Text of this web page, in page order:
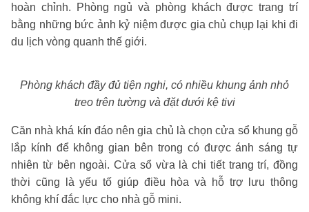
hoàn chỉnh. Phòng ngủ và phòng khách được trang trí
bằng những bức ảnh kỷ niệm được gia chủ chụp lại khi đi
du lịch vòng quanh thế giới.
Phòng khách đầy đủ tiện nghi, có nhiều khung ảnh nhỏ
treo trên tường và đặt dưới kệ tivi
Căn nhà khá kín đáo nên gia chủ là chọn cửa sổ khung gỗ
lắp kính để không gian bên trong có được ánh sáng tự
nhiên từ bên ngoài. Cửa sổ vừa là chi tiết trang trí, đồng
thời cũng là yếu tố giúp điều hòa và hỗ trợ lưu thông
không khí đắc lực cho nhà gỗ mini.